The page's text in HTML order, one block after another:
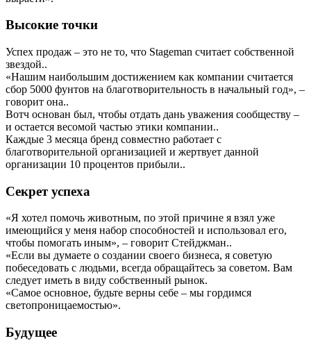
Высокие точки
Успех продаж – это не то, что Stageman считает собственной
звездой..
«Нашим наибольшим достижением как компании считается
сбор 5000 фунтов на благотворительность в начальный год», –
говорит она..
Вотч основан был, чтобы отдать дань уважения сообществу –
и остается весомой частью этики компании..
Каждые 3 месяца бренд совместно работает с
благотворительной организацией и жертвует данной
организации 10 процентов прибыли..
Секрет успеха
«Я хотел помочь животным, по этой причине я взял уже
имеющийся у меня набор способностей и использовал его,
чтобы помогать иным», – говорит Стейджман..
«Если вы думаете о создании своего бизнеса, я советую
побеседовать с людьми, всегда обращайтесь за советом. Вам
следует иметь в виду собственный рынок.
«Самое основное, будьте верны себе – мы гордимся
светопроницаемостью».
Будущее